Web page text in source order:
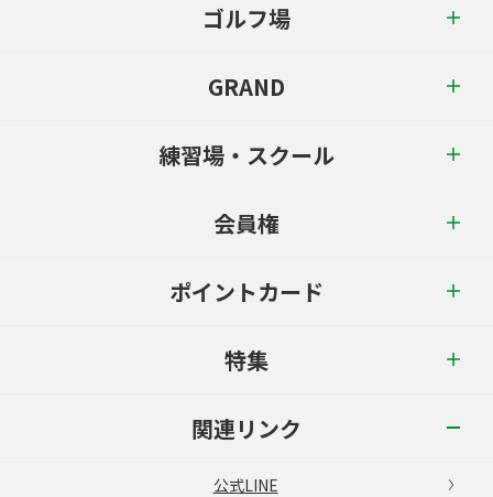
ゴルフ場
GRAND
練習場・スクール
会員権
ポイントカード
特集
関連リンク
公式LINE